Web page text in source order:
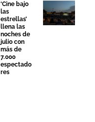
‘Cine bajo
las
estrellas’
llena las
noches de
julio con
más de
7.000
espectado
res